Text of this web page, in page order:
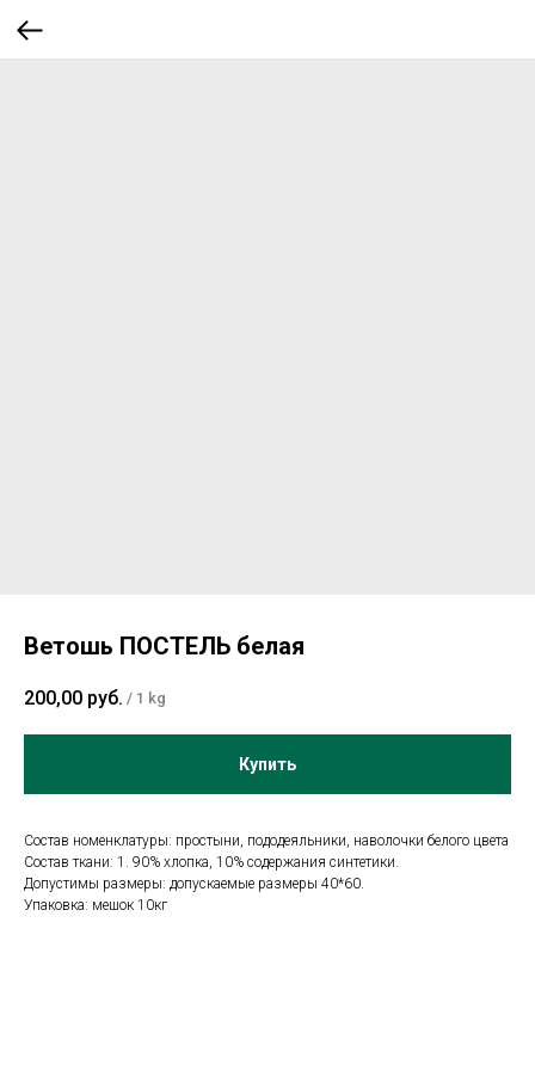
Ветошь ПОСТЕЛЬ белая
200,00 руб. / 1 kg
Купить
Состав номенклатуры: простыни, пододеяльники, наволочки белого цвета
Состав ткани: 1. 90% хлопка, 10% содержания синтетики.
Допустимы размеры: допускаемые размеры 40*60.
Упаковка: мешок 10кг